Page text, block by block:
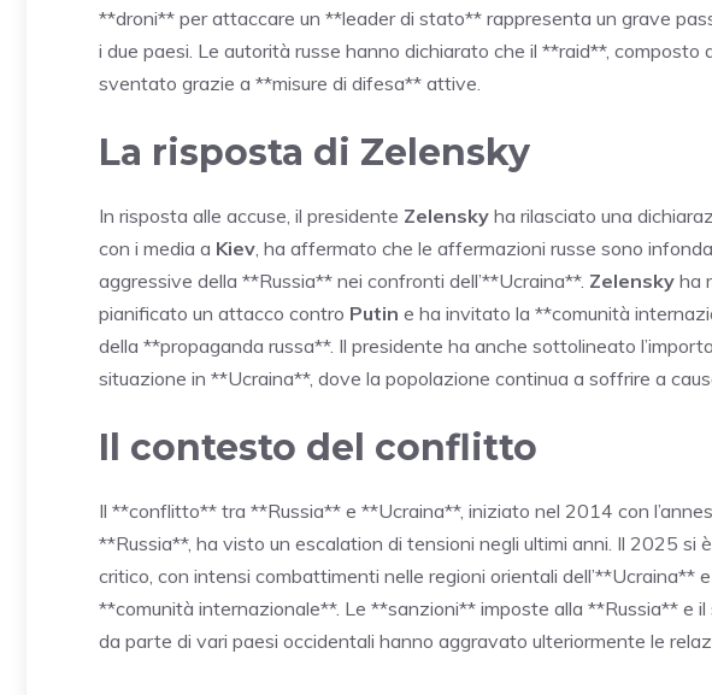
**droni** per attaccare un **leader di stato** rappresenta un grave
i due paesi. Le autorità russe hanno dichiarato che il **raid**, composto
sventato grazie a **misure di difesa** attive.
La risposta di Zelensky
In risposta alle accuse, il presidente Zelensky ha rilasciato una
con i media a Kiev, ha affermato che le affermazioni russe sono
aggressive della **Russia** nei confronti dell’**Ucraina**. Zelensky ha
pianificato un attacco contro Putin e ha invitato la **comunità
della **propaganda russa**. Il presidente ha anche sottolineato
situazione in **Ucraina**, dove la popolazione continua a soffrire a
Il contesto del conflitto
Il **conflitto** tra **Russia** e **Ucraina**, iniziato nel 2014 con
**Russia**, ha visto un escalation di tensioni negli ultimi anni. Il 2025 si
critico, con intensi combattimenti nelle regioni orientali dell’**Ucraina**
**comunità internazionale**. Le **sanzioni** imposte alla **Russia** e
da parte di vari paesi occidentali hanno aggravato ulteriormente le